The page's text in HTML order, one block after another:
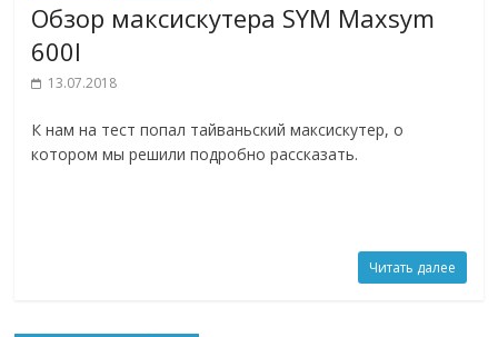
Обзор максискутера SYM Maxsym
600I
13.07.2018
К нам на тест попал тайваньский максискутер, о
котором мы решили подробно рассказать.
Читать далее